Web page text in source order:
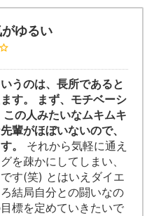
ゆるい
うのは、長所であると
す。 まず、モチベーシ
の人みたいなムキムキ
輩がほぼいないので、
。
それから気軽に通え
を疎かにしてしまい、
す(笑) とはいえダイエ
結局自分との闘いなの
標を定めていきたいで